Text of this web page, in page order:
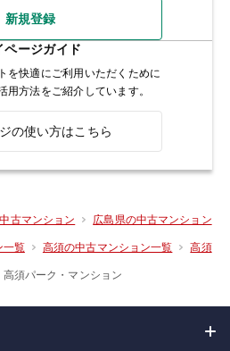
新規登録
ページガイド
を快適にご利用いただくために
用方法をご紹介しています。
の使い方はこちら
中古マンション 広島県の中古マンション
一覧 高須の中古マンション一覧 高須
高須パーク・マンション